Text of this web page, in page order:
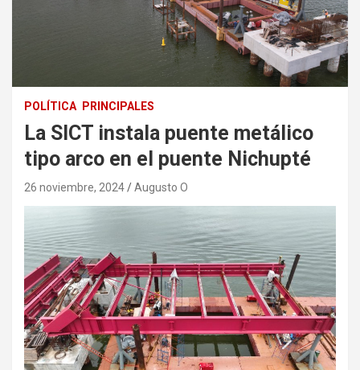
POLÍTICA PRINCIPALES
La SICT instala puente metálico
tipo arco en el puente Nichupté
26 noviembre, 2024 Augusto O